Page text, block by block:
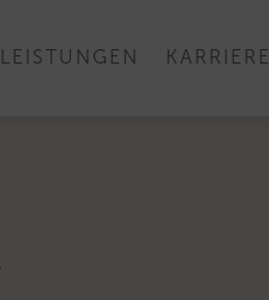
LEISTUNGEN KARRIERE